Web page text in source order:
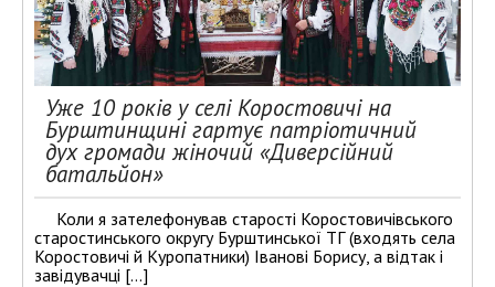
Уже 10 років у селі Коростовичі на
Бурштинщині гартує патріотичний
дух громади жіночий «Диверсійний
батальйон»
Коли я зателефонував старості Коростовичівського
старостинського округу Бурштинської ТГ (входять села
Коростовичі й Куропатники) Іванові Борису, а відтак і
завідувачці […]